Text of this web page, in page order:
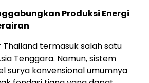
Produksi Energi
termasuk salah satu
Tenggara. Namun, sistem
surya konvensional umumnya